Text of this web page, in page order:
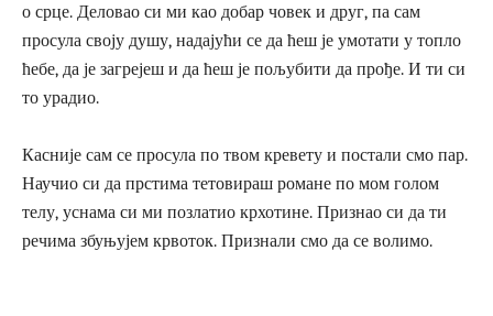
о срце. Деловао си ми као добар човек и друг, па сам
просула своју душу, надајући се да ћеш је умотати у топло
ћебе, да је загрејеш и да ћеш је пољубити да прође. И ти си
то урадио.
Касније сам се просула по твом кревету и постали смо пар.
Научио си да прстима тетовираш романе по мом голом
телу, уснама си ми позлатио крхотине. Признао си да ти
речима збуњујем крвоток. Признали смо да се волимо.